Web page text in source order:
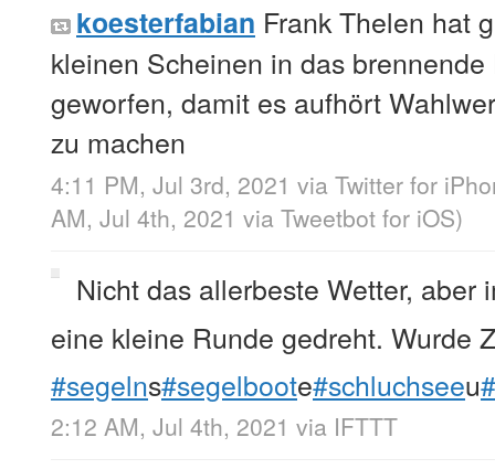
koesterfabian Frank Thelen hat
kleinen Scheinen in das
geworfen, damit es aufhört
zu machen
4:11 PM, Jul 3rd, 2021 via Twitter for
AM, Jul 4th, 2021 via Tweetbot for iΟS)
Nicht das allerbeste Wetter, aber
eine kleine Runde gedreht. Wurde
#segelns#segelboote#schluchseeu
2:12 AM, Jul 4th, 2021 via IFTTT